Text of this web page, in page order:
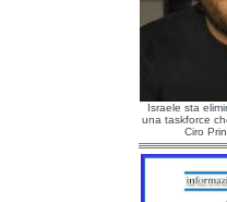
Israele sta
una taskforce
Ciro